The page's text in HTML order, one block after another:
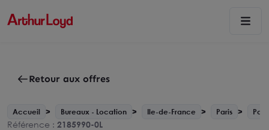
Retour aux offres
Accueil Bureaux - Location Ile-de-France Paris
Référence : 2185990-0L